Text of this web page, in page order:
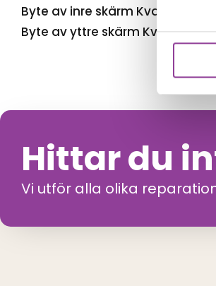
Byte av inre skärm Kvalité A
Byte av yttre skärm Kvalité A
Hittar du
Vi utför alla olika